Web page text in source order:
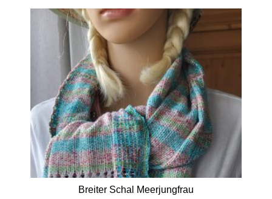
Breiter Schal Meerjungfrau